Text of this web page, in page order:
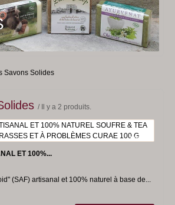
Savons Solides
/ Il y a 2 produits.
ET 100%...
(SAF) artisanal et 100% naturel à base de...
-50%